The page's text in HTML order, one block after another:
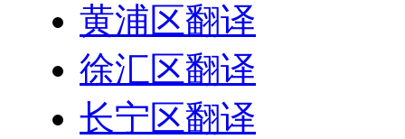
黄浦区翻译
徐汇区翻译
长宁区翻译